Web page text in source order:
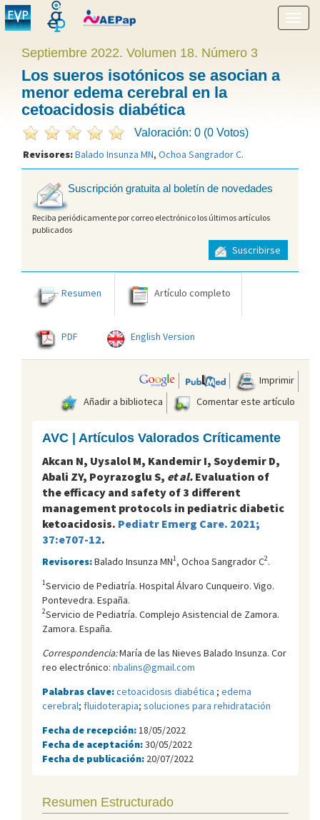
menú
Septiembre 2022. Volumen 18. Número 3
Los sueros isotónicos se asocian a
menor edema cerebral en la
cetoacidosis diabética
Valoración: 0 (0 Votos)
Revisores:Balado Insunza MN, Ochoa Sangrador C.
Suscripción gratuita al boletín de novedades
Reciba periódicamente por correo electrónico los últimos artículos
publicados
Suscribirse
Resumen Artículo completo
PDF English Version
Imprimir
Añadir a biblioteca
Comentar este artículo
AVC | Artículos Valorados Críticamente
Akcan N, Uysalol M, Kandemir I, Soydemir D,
Abali ZY, Poyrazoglu S, et al. Evaluation of
the efficacy and safety of 3 different
management protocols in pediatric diabetic
ketoacidosis. Pediatr Emerg Care. 2021;
37:e707-12.
Revisores:Balado Insunza MN1, Ochoa Sangrador C2.
1Servicio de Pediatría. Hospital Álvaro Cunqueiro. Vigo.
Pontevedra. España.
2Servicio de Pediatría. Complejo Asistencial de Zamora.
Zamora. España.
Correspondencia:María de las Nieves Balado Insunza. Cor
reo electrónico: nbalins@gmail.com
Palabras clave:cetoacidosis diabética ; edema
cerebral; fluidoterapia; soluciones para rehidratación
Fecha de recepción: 18/05/2022
Fecha de aceptación:30/05/2022
Fecha de publicación: 20/07/2022
Resumen Estructurado